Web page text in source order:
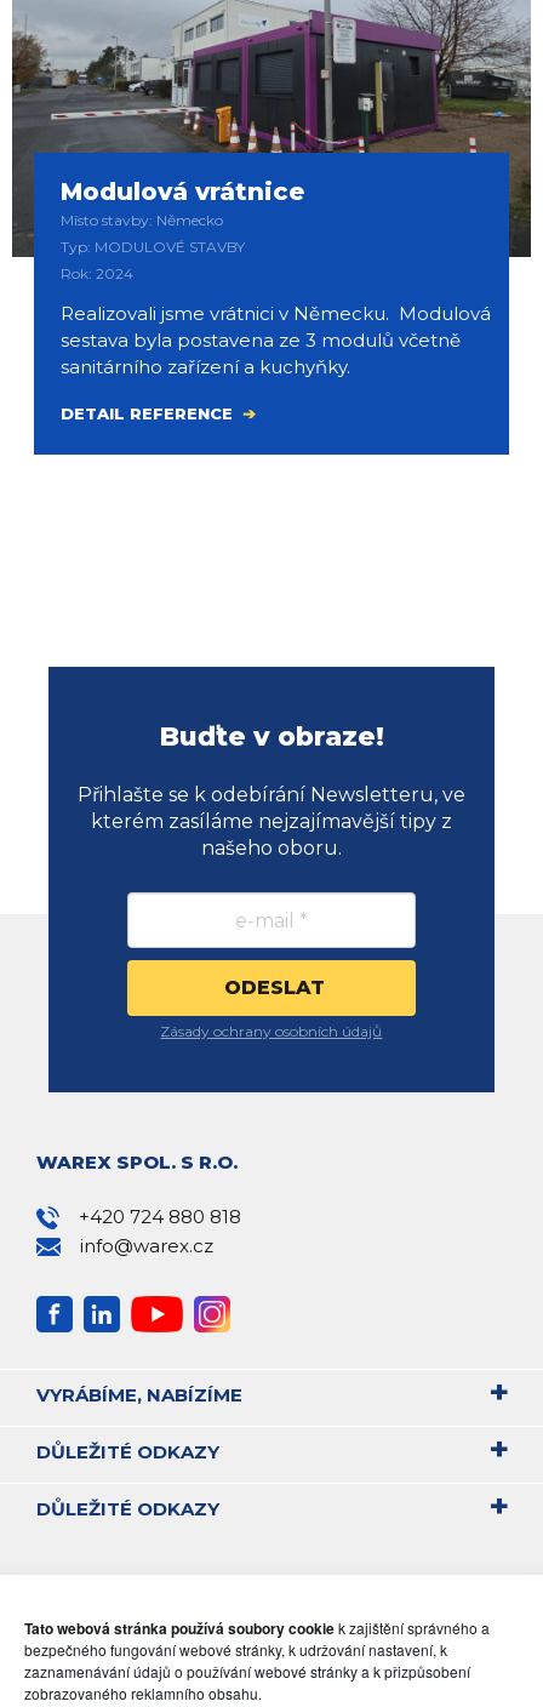
Tato webová stránka používá soubory cookiek zajištění správného a
bezpečného fungování webové stránky, k udržování nastavení, k
zaznamenávání údajů o používání webové stránky a k přizpůsobení
zobrazovaného reklamního obsahu.
Modulová vrátnice
Místo stavby: Německo
Typ: MODULOVÉ STAVBY
Rok: 2024
Realizovali jsme vrátnici v Německu. Modulová
sestava byla postavena ze 3 modulů včetně
sanitárního zařízení a kuchyňky.
DETAIL REFERENCE
Buďte v obraze!
Přihlašte se k odebírání Newsletteru, ve
kterém zasíláme nejzajímavější tipy z
našeho oboru.
Zásady ochrany osobních údajů
WAREX SPOL. S R.O.
+420 724 880 818
info@warex.cz
VYRÁBÍME, NABÍZÍME
DŮLEŽITÉ ODKAZY
DŮLEŽITÉ ODKAZY